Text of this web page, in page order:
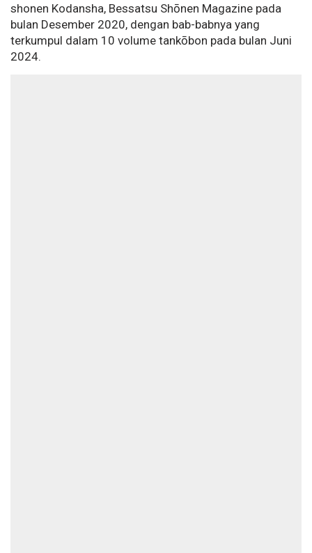
shonen Kodansha, Bessatsu Shōnen Magazine pada
bulan Desember 2020, dengan bab-babnya yang
terkumpul dalam 10 volume tankōbon pada bulan Juni
2024.